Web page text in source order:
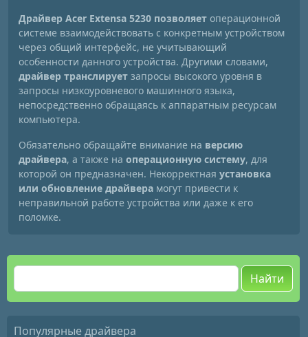
Драйвер Acer Extensa 5230 позволяет операционной
системе взаимодействовать с конкретным устройством
через общий интерфейс, не учитывающий
особенности данного устройства. Другими словами,
драйвер транслирует запросы высокого уровня в
запросы низкоуровневого машинного языка,
непосредственно обращаясь к аппаратным ресурсам
компьютера.
Обязательно обращайте внимание на версию
драйвера, а также на операционную систему, для
которой он предназначен. Некорректная установка
или обновление драйвера могут привести к
неправильной работе устройства или даже к его
поломке.
Найти
Популярные драйвера